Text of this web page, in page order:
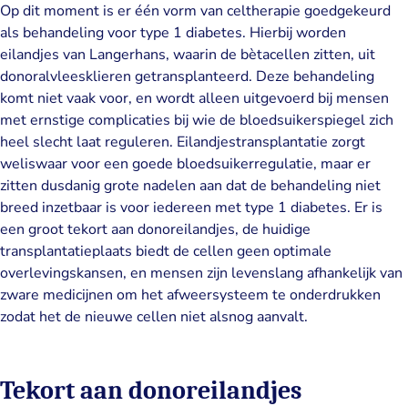
Op dit moment is er één vorm van celtherapie goedgekeurd
als behandeling voor type 1 diabetes. Hierbij worden
eilandjes van Langerhans, waarin de bètacellen zitten, uit
donoralvleesklieren getransplanteerd. Deze behandeling
komt niet vaak voor, en wordt alleen uitgevoerd bij mensen
met ernstige complicaties bij wie de bloedsuikerspiegel zich
heel slecht laat reguleren. Eilandjestransplantatie zorgt
weliswaar voor een goede bloedsuikerregulatie, maar er
zitten dusdanig grote nadelen aan dat de behandeling niet
breed inzetbaar is voor iedereen met type 1 diabetes. Er is
een groot tekort aan donoreilandjes, de huidige
transplantatieplaats biedt de cellen geen optimale
overlevingskansen, en mensen zijn levenslang afhankelijk van
zware medicijnen om het afweersysteem te onderdrukken
zodat het de nieuwe cellen niet alsnog aanvalt.
Tekort aan donoreilandjes